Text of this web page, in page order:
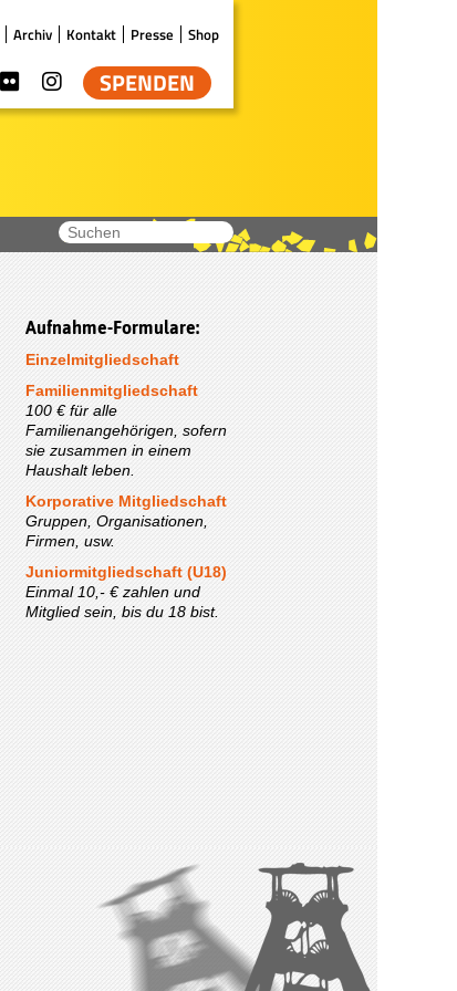
Archiv Kontakt Presse Shop
SPENDEN
Aufnahme-Formulare:
Einzelmitgliedschaft
Familienmitgliedschaft
100 € für alle
Familienangehörigen, sofern
sie zusammen in einem
Haushalt leben.
Korporative Mitgliedschaft
Gruppen, Organisationen,
Firmen, usw.
Juniormitgliedschaft (U18)
Einmal 10,- € zahlen und
Mitglied sein, bis du 18 bist.